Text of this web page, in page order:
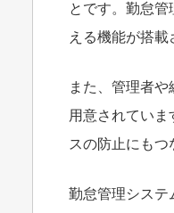
とです。勤怠
える機能が搭載
また、管理者
用意されていま
スの防止にもつ
勤怠管理システ